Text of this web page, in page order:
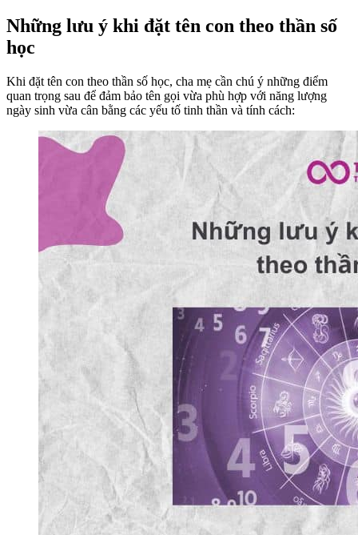
Những lưu ý khi đặt tên con theo thần số
học
Khi đặt tên con theo thần số học, cha mẹ cần chú ý những điểm
quan trọng sau để đảm bảo tên gọi vừa phù hợp với năng lượng
ngày sinh vừa cân bằng các yếu tố tinh thần và tính cách: